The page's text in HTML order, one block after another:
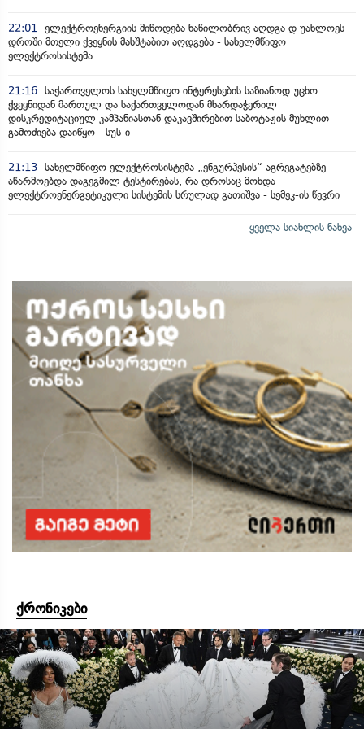
22:01
ელექტროენერგიის მიწოდება ნაწილობრივ აღდგა დ უახლოეს
დროში მთელი ქვეყნის მასშტაბით აღდგება - სახელმწიფო
ელექტროსისტემა
21:16 საქართველოს სახელმწიფო ინტერესების საზიანოდ უცხო
ქვეყნიდან მართულ და საქართველოდან მხარდაჭერილ
დისკრედიტაციულ კამპანიასთან დაკავშირებით საბოტაჟის მუხლით
გამოძიება დაიწყო - სუს-ი
21:13 სახელმწიფო ელექტროსისტემა „ენგურჰესის“ აგრეგატებზე
აწარმოებდა დაგეგმილ ტესტირებას, რა დროსაც მოხდა
ელექტროენერგეტიკული სისტემის სრულად გათიშვა - სემეკ-ის წევრი
ყველა სიახლის ნახვა
ქრონიკები